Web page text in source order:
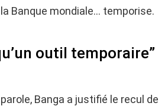
Banque mondiale… temporise.
outil temporaire”
Banga a justifié le recul de